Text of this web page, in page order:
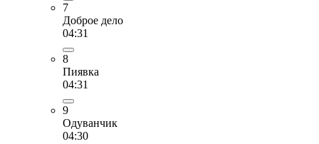
7
Доброе дело
04:31
8
Пиявка
04:31
9
Одуванчик
04:30